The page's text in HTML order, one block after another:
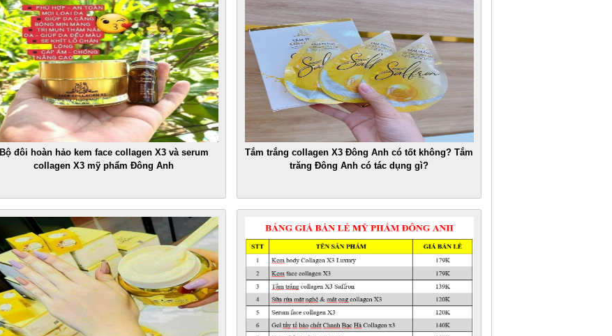
Bộ đôi hoàn hảo kem face collagen X3 và serum
collagen X3 mỹ phẩm Đông Anh
Tắm trắng collagen X3 Đông Anh có tốt không? Tắm
trăng Đông Anh có tác dụng gì?